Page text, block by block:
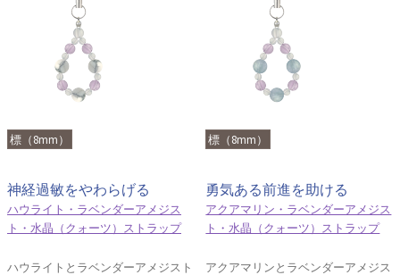
標（8mm）
神経過敏をやわらげる
ハウライト・ラベンダーアメジス
ト・水晶（クォーツ）ストラップ
ハウライトとラベンダーアメジスト
標（8mm）
勇気ある前進を助ける
アクアマリン・ラベンダーアメジス
ト・水晶（クォーツ）ストラップ
アクアマリンとラベンダーアメジス